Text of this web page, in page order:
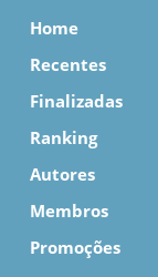
Home
Recentes
Finalizadas
Ranking
Autores
Membros
Promoções